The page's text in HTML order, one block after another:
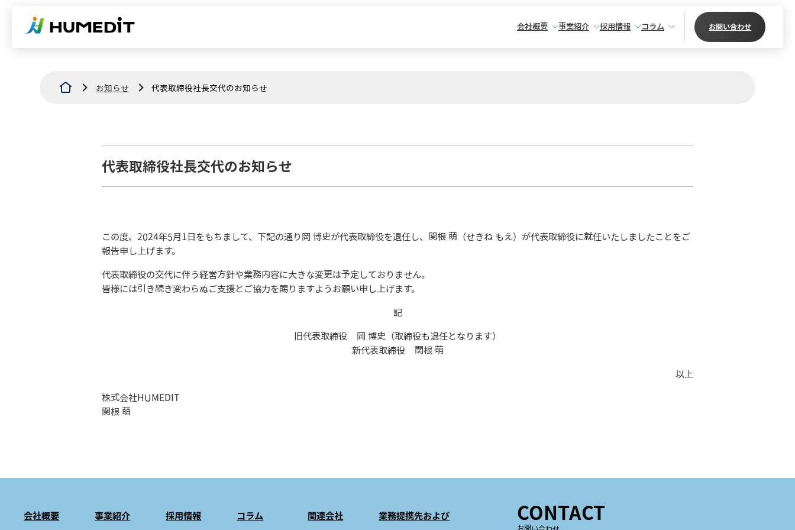
会社概要 事業紹介 採用情報 コラム お問い合わせ
お知らせ 代表取締役社長交代のお知らせ
代表取締役社長交代のお知らせ
この度、2024年5月1日をもちまして、下記の通り岡 博史が代表取締役を退任し、関根 萌（せきね もえ）が代表取締役に就任いたしましたことをご
報告申し上げます。
代表取締役の交代に伴う経営方針や業務内容に大きな変更は予定しておりません。
皆様には引き続き変わらぬご支援とご協力を賜りますようお願い申し上げます。
記
旧代表取締役 岡 博史（取締役も退任となります）
新代表取締役 関根 萌
以上
株式会社HUMEDIT
関根 萌
会社概要 事業紹介 採用情報 コラム 関連会社 業務提携先および CONTACT